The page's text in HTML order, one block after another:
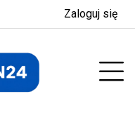
Zaloguj się